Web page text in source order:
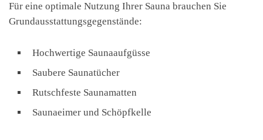
Für eine optimale Nutzung Ihrer Sauna brauchen Sie
Grundausstattungsgegenstände:
Hochwertige Saunaaufgüsse
Saubere Saunatücher
Rutschfeste Saunamatten
Saunaeimer und Schöpfkelle